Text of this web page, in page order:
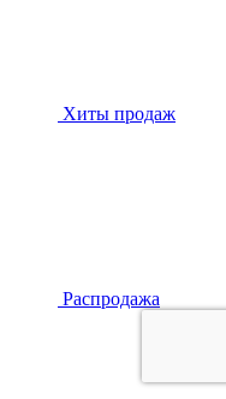
Хиты продаж
Распродажа